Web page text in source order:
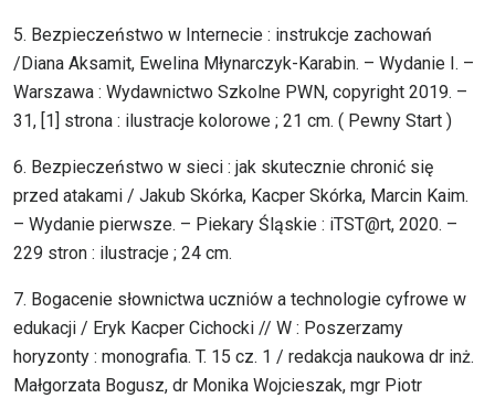
5. Bezpieczeństwo w Internecie : instrukcje zachowań
/Diana Aksamit, Ewelina Młynarczyk-Karabin. – Wydanie I. –
Warszawa : Wydawnictwo Szkolne PWN, copyright 2019. –
31, [1] strona : ilustracje kolorowe ; 21 cm. ( Pewny Start )
6. Bezpieczeństwo w sieci : jak skutecznie chronić się
przed atakami / Jakub Skórka, Kacper Skórka, Marcin Kaim.
– Wydanie pierwsze. – Piekary Śląskie : iTST@rt, 2020. –
229 stron : ilustracje ; 24 cm.
7. Bogacenie słownictwa uczniów a technologie cyfrowe w
edukacji / Eryk Kacper Cichocki // W : Poszerzamy
horyzonty : monografia. T. 15 cz. 1 / redakcja naukowa dr inż.
Małgorzata Bogusz, dr Monika Wojcieszak, mgr Piotr